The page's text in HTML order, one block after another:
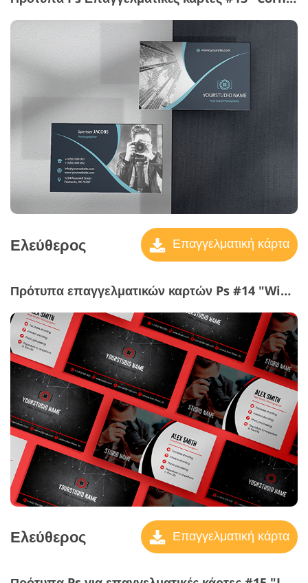
Ελεύθερος Επαγγελματική κάρτα
Πρότυπα επαγγελματικών καρτών Ps #14 "Winter Mood"
Ελεύθερος Επαγγελματική κάρτα